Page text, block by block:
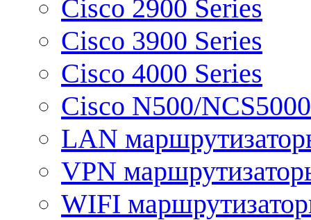
Cisco 2900 Series
Cisco 3900 Series
Cisco 4000 Series
Cisco N500/
LAN
VPN
WIFI